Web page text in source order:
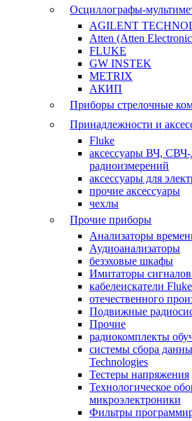
Осциллографы-
AGILENT
Atten (Atten
FLUKE
GW INSTEK
METRIX
АКИП
Приборы стрелочные
Принадлежности и
Fluke
аксессуары ВЧ, СВЧ-
радиоизмерений
аксессуары для
прочие аксессуары
чехлы
Прочие приборы
Анализаторы
Аудиоанализаторы
безэховые шкафы
Имитаторы
кабелеискатели Fluke
отечественного
Подвижные
Прочие
радиокомплекты
системы сбора
Technologies
Тестеры напряжения
Технологическое
микроэлектроники
Фильтры